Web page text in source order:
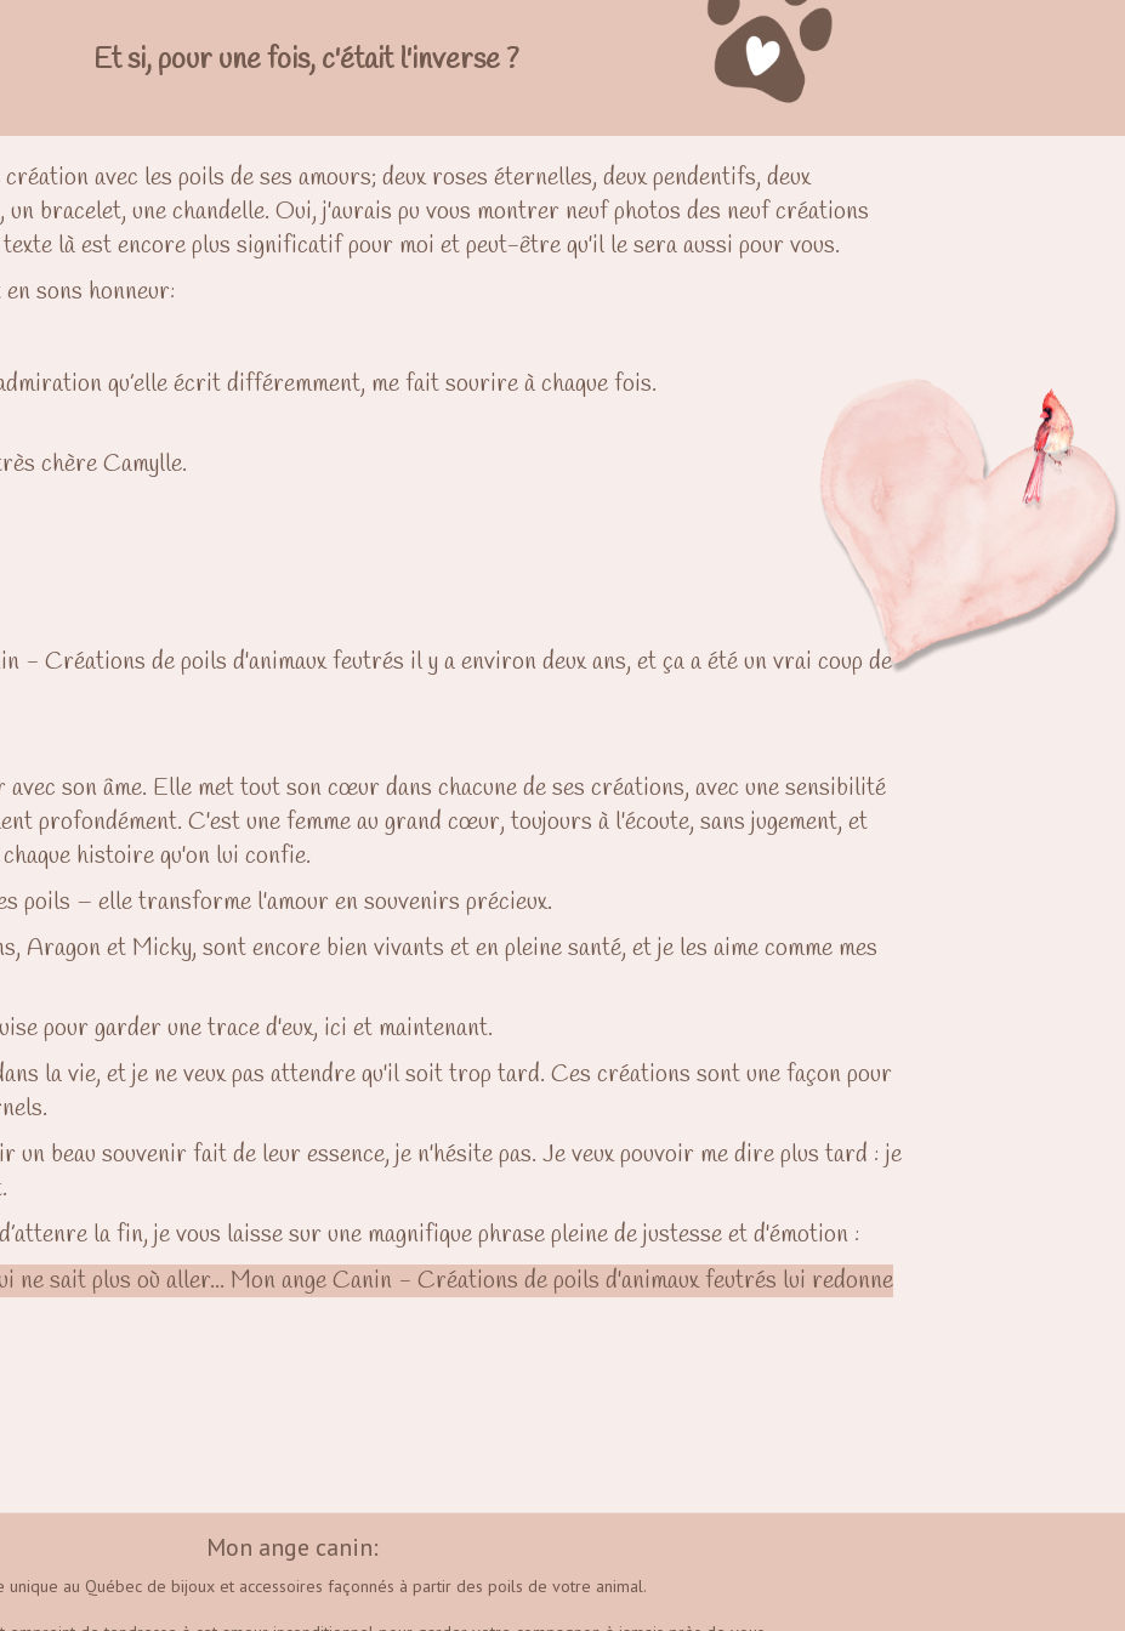
Et si, pour une fois, c'était l'inverse ?
avec les poils de ses amours; deux roses éternelles, deux pendentifs, deux
un bracelet, une chandelle. Oui, j'aurais pu vous montrer neuf photos des neuf créations
texte là est encore plus significatif pour moi et peut-être qu'il le sera aussi pour vous.
en sons honneur:
qu’elle écrit différemment, me fait sourire à chaque fois.
chère Camylle.
- Créations de poils d'animaux feutrés il y a environ deux ans, et ça a été un vrai coup de
son âme. Elle met tout son cœur dans chacune de ses créations, avec une sensibilité
profondément. C'est une femme au grand cœur, toujours à l'écoute, sans jugement, et
histoire qu'on lui confie.
poils – elle transforme l'amour en souvenirs précieux.
Aragon et Micky, sont encore bien vivants et en pleine santé, et je les aime comme mes
pour garder une trace d'eux, ici et maintenant.
la vie, et je ne veux pas attendre qu'il soit trop tard. Ces créations sont une façon pour
un beau souvenir fait de leur essence, je n'hésite pas. Je veux pouvoir me dire plus tard : je
la fin, je vous laisse sur une magnifique phrase pleine de justesse et d'émotion :
ne sait plus où aller... Mon ange Canin - Créations de poils d'animaux feutrés lui redonne
Mon ange canin:
unique au Québec de bijoux et accessoires façonnés à partir des poils de votre animal.